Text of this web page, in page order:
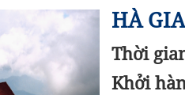
HÀ
Thời
Khởi